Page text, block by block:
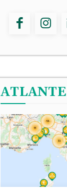
ATLANTE